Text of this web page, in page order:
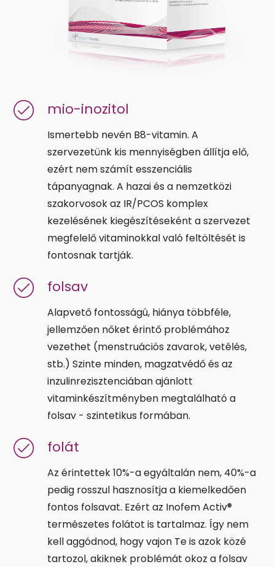
mio-inozitol​​
Ismertebb nevén B8-vitamin. A
szervezetünk kis mennyiségben állítja elő,
ezért nem számít esszenciális
tápanyagnak. A hazai és a nemzetközi
szakorvosok az IR/PCOS komplex
kezelésének kiegészítéseként a szervezet
megfelelő vitaminokkal való feltöltését is
fontosnak tartják.
folsav
Alapvető fontosságú, hiánya többféle,
jellemzően nőket érintő problémához
vezethet (menstruációs zavarok, vetélés,
stb.) Szinte minden, magzatvédő és az
inzulinrezisztenciában ajánlott
vitaminkészítményben megtalálható a
folsav - szintetikus formában.
folát
Az érintettek 10%-a egyáltalán nem, 40%-a
pedig rosszul hasznosítja a kiemelkedően
fontos folsavat. Ezért az Inofem Activ®
természetes folátot is tartalmaz. Így nem
kell aggódnod, hogy vajon Te is azok közé
tartozol, akiknek problémát okoz a folsav